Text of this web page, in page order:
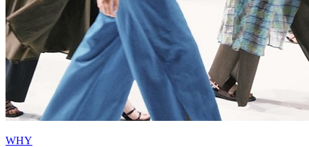
WHY